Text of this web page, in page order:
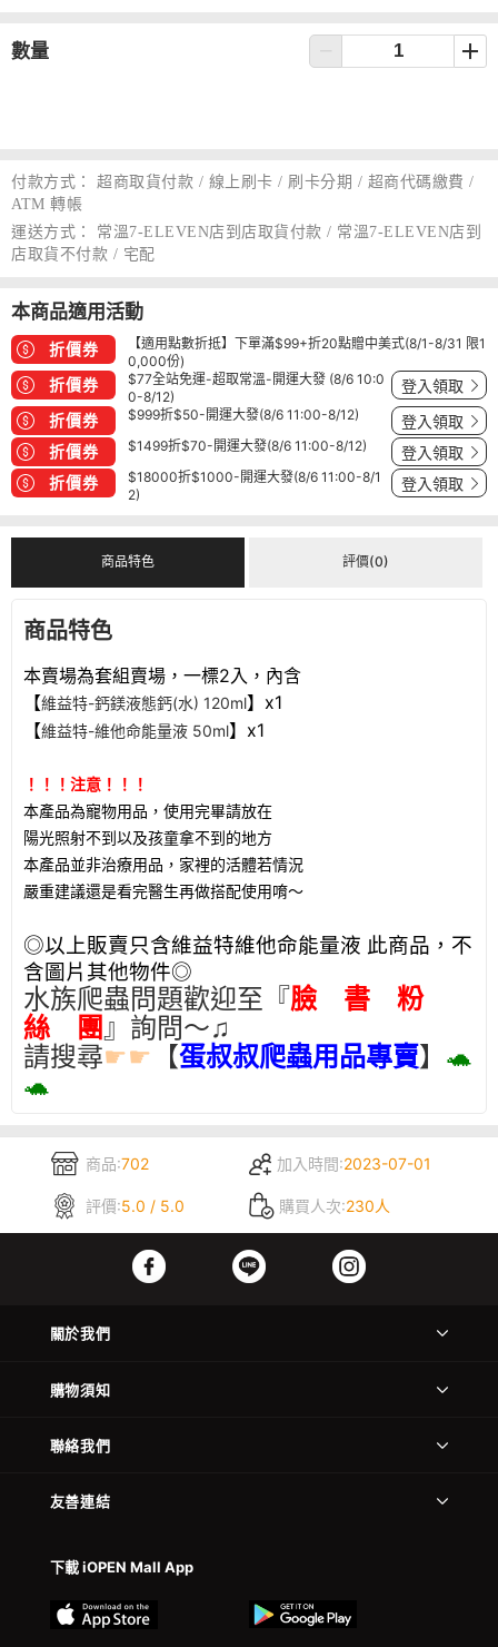
數量
付款方式：
超商取貨付款 / 線上刷卡 / 刷卡分期 / 超商代碼繳費 /
ATM 轉帳
運送方式：
常溫7-ELEVEN店到店取貨付款 / 常溫7-ELEVEN店到
店取貨不付款 / 宅配
本商品適用活動
折價券
【適用點數折抵】下單滿$99+折20點贈中美式(8/1-8/31 限1
0,000份)
折價券
$77全站免運-超取常溫-開運大發 (8/6 10:0
0-8/12)
登入領取
折價券 $999折$50-開運大發(8/6 11:00-8/12) 登入領取
折價券 $1499折$70-開運大發(8/6 11:00-8/12) 登入領取
折價券
$18000折$1000-開運大發(8/6 11:00-8/1
2)
登入領取
商品特色 評價(0)
商品特色
本賣場為套組賣場，一標2入，內含
【維益特-鈣鎂液態鈣(水) 120ml】x1
【維益特-維他命能量液 50ml】x1
！！！注意！！！
本產品為寵物用品，使用完畢請放在
陽光照射不到以及孩童拿不到的地方
本產品並非治療用品，家裡的活體若情況
嚴重建議還是看完醫生再做搭配使用唷～
◎以上販賣只含維益特維他命能量液 此商品，不
含圖片其他物件◎
水族爬蟲問題歡迎至『臉 書 粉
絲 團 』詢問～♫
請搜尋☛☛ 【蛋叔叔爬蟲用品專賣】 🐢
🐢
商品:702 加入時間:2023-07-01
評價:5.0 / 5.0 購買人次:230人
關於我們
購物須知
聯絡我們
友善連結
下載 iOPEN Mall App